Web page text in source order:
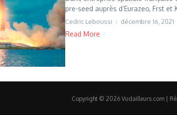
pre-seed auprès d’Eurazeo, Frst et
Cedric Leboussi décembre 16, 2021
Read More
Copyright © 2026 Vudailleurs.com |